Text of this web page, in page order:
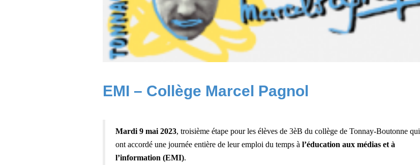
EMI – Collège Marcel Pagnol
Mardi 9 mai 2023, troisième étape pour les élèves de 3èB du collège de Tonnay-Boutonne qui
ont accordé une journée entière de leur emploi du temps à l’éducation aux médias et à
l’information (EMI).